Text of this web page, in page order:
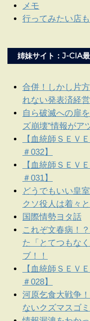
メモ
行ってみたい店
姉妹サイト：J-CIA
合併！しかし片
れない発表済経
自ら破滅への扉
ズ崩壊”情報がア
【血統師ＳＥＶ
＃032】
【血統師ＳＥＶ
＃031】
どうでもいい皇
クソ役人は着々
国際情勢ヨタ話
これぞ文春病！
た「とてつもな
ブ！！
【血統師ＳＥＶ
＃028】
河原乞食大戦争
ないクズマスゴミ